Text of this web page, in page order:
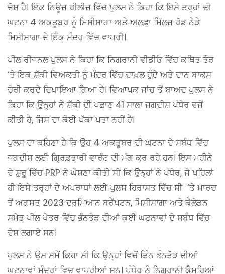
ਦੋਸ਼ ਹੈ। ਇੱਕ ਨਿਊਜ਼ ਰੀਲੀਜ਼ ਵਿੱਚ ਪੁਲਸ ਨੇ ਕਿਹਾ ਕਿ ਇਸੇ ਤਰ੍ਹਾਂ ਦੀ
ਘਟਨਾ 4 ਅਕਤੂਬਰ ਨੂੰ ਮਿਸੀਸਾਗਾ ਅਤੇ ਅਲਫ਼ਾ ਮਿੱਲਜ਼ ਰੋਡ ਨੇੜੇ
ਮਿਸੀਸਾਗਾ ਦੇ ਇੱਕ ਮੰਦਰ ਵਿੱਚ ਵਾਪਰੀ।
ਪੀਲ ਰੀਜਨਲ ਪੁਲਸ ਨੇ ਕਿਹਾ ਕਿ ਨਿਗਰਾਨੀ ਵੀਡੀਓ ਵਿੱਚ ਕਥਿਤ ਤੌਰ
‘ਤੇ ਇਕ ਸ਼ੱਕੀ ਵਿਅਕਤੀ ਨੂੰ ਮੰਦਰ ਵਿੱਚ ਦਾਖ਼ਲ ਹੁੰਦੇ ਅਤੇ ਦਾਨ ਬਾਕਸ
ਚੋਰੀ ਕਰਦੇ ਦਿਖਾਇਆ ਗਿਆ ਹੈ। ਵਿਆਪਕ ਜਾਂਚ ਤੋਂ ਬਾਅਦ ਪੁਲਸ ਨੇ
ਕਿਹਾ ਕਿ ਉਨ੍ਹਾਂ ਨੇ ਸ਼ੱਕੀ ਦੀ ਪਛਾਣ 41 ਸਾਲਾ ਜਗਦੀਸ਼ ਪੰਧੇਰ ਵਜੋਂ
ਕੀਤੀ ਹੈ, ਜਿਸ ਦਾ ਕੋਈ ਪੱਕਾ ਪਤਾ ਨਹੀਂ ਹੈ।
ਪੁਲਸ ਦਾ ਕਹਿਣਾ ਹੈ ਕਿ ਉਹ 4 ਅਕਤੂਬਰ ਦੀ ਘਟਨਾ ਦੇ ਸਬੰਧ ਵਿੱਚ
ਜਗਦੀਸ਼ ਲਈ ਗ੍ਰਿਫ਼ਤਾਰੀ ਵਾਰੰਟ ਦੀ ਮੰਗ ਕਰ ਰਹੇ ਹਨ। ਇਸ ਮਹੀਨੇ
ਦੇ ਸ਼ੁਰੂ ਵਿੱਚ PRP ਨੇ ਘੋਸ਼ਣਾ ਕੀਤੀ ਸੀ ਕਿ ਉਨ੍ਹਾਂ ਨੇ ਪੰਧੇਰ, ਜੋ ਪਹਿਲਾਂ
ਹੀ ਇਸੇ ਤਰ੍ਹਾਂ ਦੇ ਅਪਰਾਧਾਂ ਲਈ ਪੁਲਸ ਹਿਰਾਸਤ ਵਿੱਚ ਸੀ ‘ਤੇ ਮਾਰਚ
ਤੋਂ ਅਗਸਤ 2023 ਦਰਮਿਆਨ ਬਰੈਂਪਟਨ, ਮਿਸੀਸਾਗਾ ਅਤੇ ਕੈਲੇਡਨ
ਸਮੇਤ ਪੀਲ ਖੇਤਰ ਵਿੱਚ ਭੰਨਤੋੜ ਦੀਆਂ ਕਈ ਘਟਨਾਵਾਂ ਦੇ ਸਬੰਧ ਵਿੱਚ
ਦੋਸ਼ ਲਗਾਏ ਸਨ।
ਪੁਲਸ ਨੇ ਉਸ ਸਮੇਂ ਕਿਹਾ ਸੀ ਕਿ ਉਨ੍ਹਾਂ ਵਿਚੋਂ ਤਿੰਨ ਭੰਨਤੋੜ ਦੀਆਂ
ਘਟਨਾਵਾਂ ਮੰਦਰਾਂ ਵਿਚ ਵਾਪਰੀਆਂ ਸਨ। ਪੰਧੇਰ ਨੂੰ ਨਿਗਰਾਨੀ ਕੈਮਰਿਆਂ